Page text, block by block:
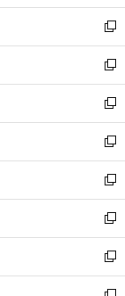
ウ
で
開
く
ン
ド
ウ
で
開
く
新
し
い
ウ
ィ
ン
ド
ウ
で
開
く
新
し
い
ウ
ィ
ン
ド
ウ
で
開
く
新
し
い
ウ
ィ
ン
ド
ウ
で
開
新
し
い
ウ
ィ
ン
ド
ウ
新
し
い
ウ
ィ
ン
新
し
い
ウ
新
し